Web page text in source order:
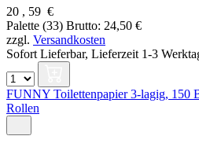
20 , 59 €
Palette (33) Brutto: 24,50 €
zzgl. Versandkosten
Sofort Lieferbar, Lieferzeit 1-3
FUNNY Toilettenpapier 3-lagig, 150
Rollen